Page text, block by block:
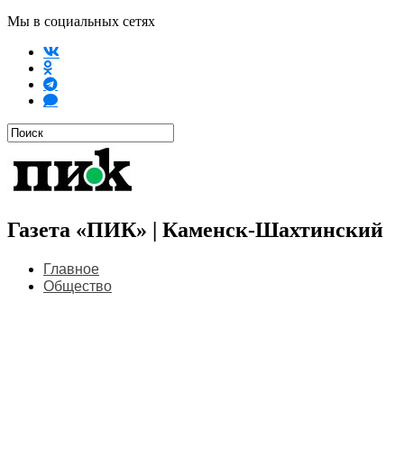
Мы в социальных сетях
Газета «ПИК» | Каменск-Шахтинский
Главное
Общество